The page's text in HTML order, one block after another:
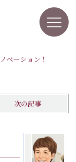
ベーション！
次の記事